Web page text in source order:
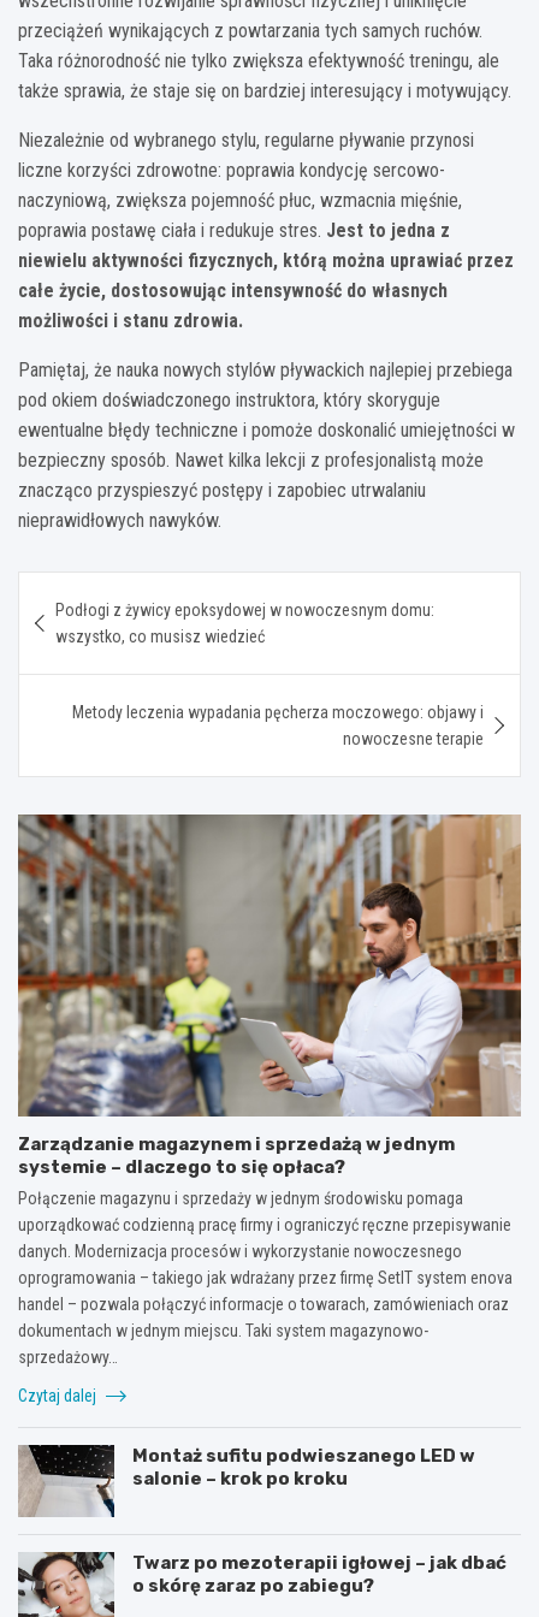
przeciążeń wynikających z powtarzania tych samych ruchów.
Taka różnorodność nie tylko zwiększa efektywność treningu, ale
także sprawia, że staje się on bardziej interesujący i motywujący.
Niezależnie od wybranego stylu, regularne pływanie przynosi
liczne korzyści zdrowotne: poprawia kondycję sercowo-
naczyniową, zwiększa pojemność płuc, wzmacnia mięśnie,
poprawia postawę ciała i redukuje stres. Jest to jedna z
niewielu aktywności fizycznych, którą można uprawiać przez
całe życie, dostosowując intensywność do własnych
możliwości i stanu zdrowia.
Pamiętaj, że nauka nowych stylów pływackich najlepiej przebiega
pod okiem doświadczonego instruktora, który skoryguje
ewentualne błędy techniczne i pomoże doskonalić umiejętności w
bezpieczny sposób. Nawet kilka lekcji z profesjonalistą może
znacząco przyspieszyć postępy i zapobiec utrwalaniu
nieprawidłowych nawyków.
wpisu
Podłogi z żywicy epoksydowej w nowoczesnym domu:
wszystko, co musisz wiedzieć
Metody leczenia wypadania pęcherza moczowego: objawy i
nowoczesne terapie
Zarządzanie magazynem i sprzedażą w jednym
systemie – dlaczego to się opłaca?
Połączenie magazynu i sprzedaży w jednym środowisku pomaga
uporządkować codzienną pracę firmy i ograniczyć ręczne przepisywanie
danych. Modernizacja procesów i wykorzystanie nowoczesnego
oprogramowania – takiego jak wdrażany przez firmę SetIT system enova
handel – pozwala połączyć informacje o towarach, zamówieniach oraz
dokumentach w jednym miejscu. Taki system magazynowo-
sprzedażowy…
Czytaj dalej
Montaż sufitu podwieszanego LED w
salonie – krok po kroku
Twarz po mezoterapii igłowej – jak dbać
o skórę zaraz po zabiegu?